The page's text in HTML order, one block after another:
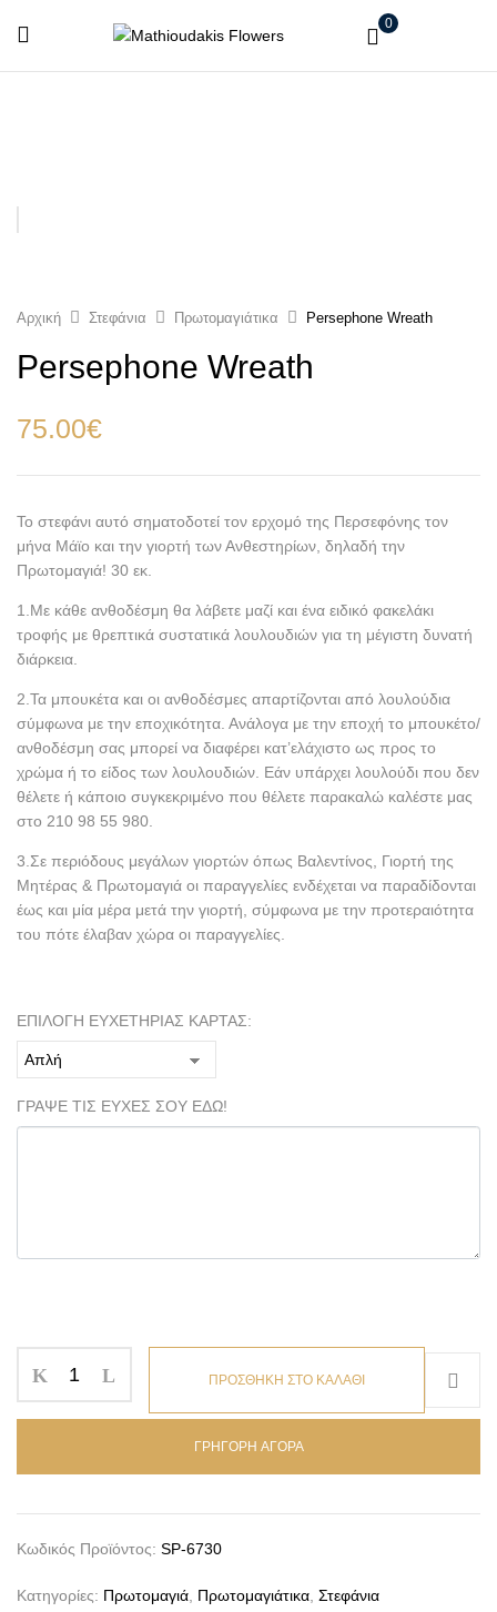
0
Αρχική Στεφάνια Πρωτομαγιάτικα Persephone Wreath
Persephone Wreath
75.00€
Το στεφάνι αυτό σηματοδοτεί τον ερχομό της Περσεφόνης τον
μήνα Μάϊο και την γιορτή των Ανθεστηρίων, δηλαδή την
Πρωτομαγιά! 30 εκ.
1.Με κάθε ανθοδέσμη θα λάβετε μαζί και ένα ειδικό φακελάκι
τροφής με θρεπτικά συστατικά λουλουδιών για τη μέγιστη δυνατή
διάρκεια.
2.Τα μπουκέτα και οι ανθοδέσμες απαρτίζονται από λουλούδια
σύμφωνα με την εποχικότητα. Ανάλογα με την εποχή το μπουκέτο/
ανθοδέσμη σας μπορεί να διαφέρει κατ’ελάχιστο ως προς το
χρώμα ή το είδος των λουλουδιών. Εάν υπάρχει λουλούδι που δεν
θέλετε ή κάποιο συγκεκριμένο που θέλετε παρακαλώ καλέστε μας
στο 210 98 55 980.
3.Σε περιόδους μεγάλων γιορτών όπως Βαλεντίνος, Γιορτή της
Μητέρας & Πρωτομαγιά οι παραγγελίες ενδέχεται να παραδίδονται
έως και μία μέρα μετά την γιορτή, σύμφωνα με την προτεραιότητα
του πότε έλαβαν χώρα οι παραγγελίες.
ΕΠΙΛΟΓΗ ΕΥΧΕΤΗΡΙΑΣ ΚΑΡΤΑΣ:
ΓΡΑΨΕ ΤΙΣ ΕΥΧΕΣ ΣΟΥ ΕΔΩ!
ΠΡΟΣΘΗΚΗ ΣΤΟ ΚΑΛΑΘΙ
ΓΡΗΓΟΡΗ ΑΓΟΡΑ
Κωδικός Προϊόντος: SP-6730
Κατηγορίες: Πρωτομαγιά, Πρωτομαγιάτικα, Στεφάνια